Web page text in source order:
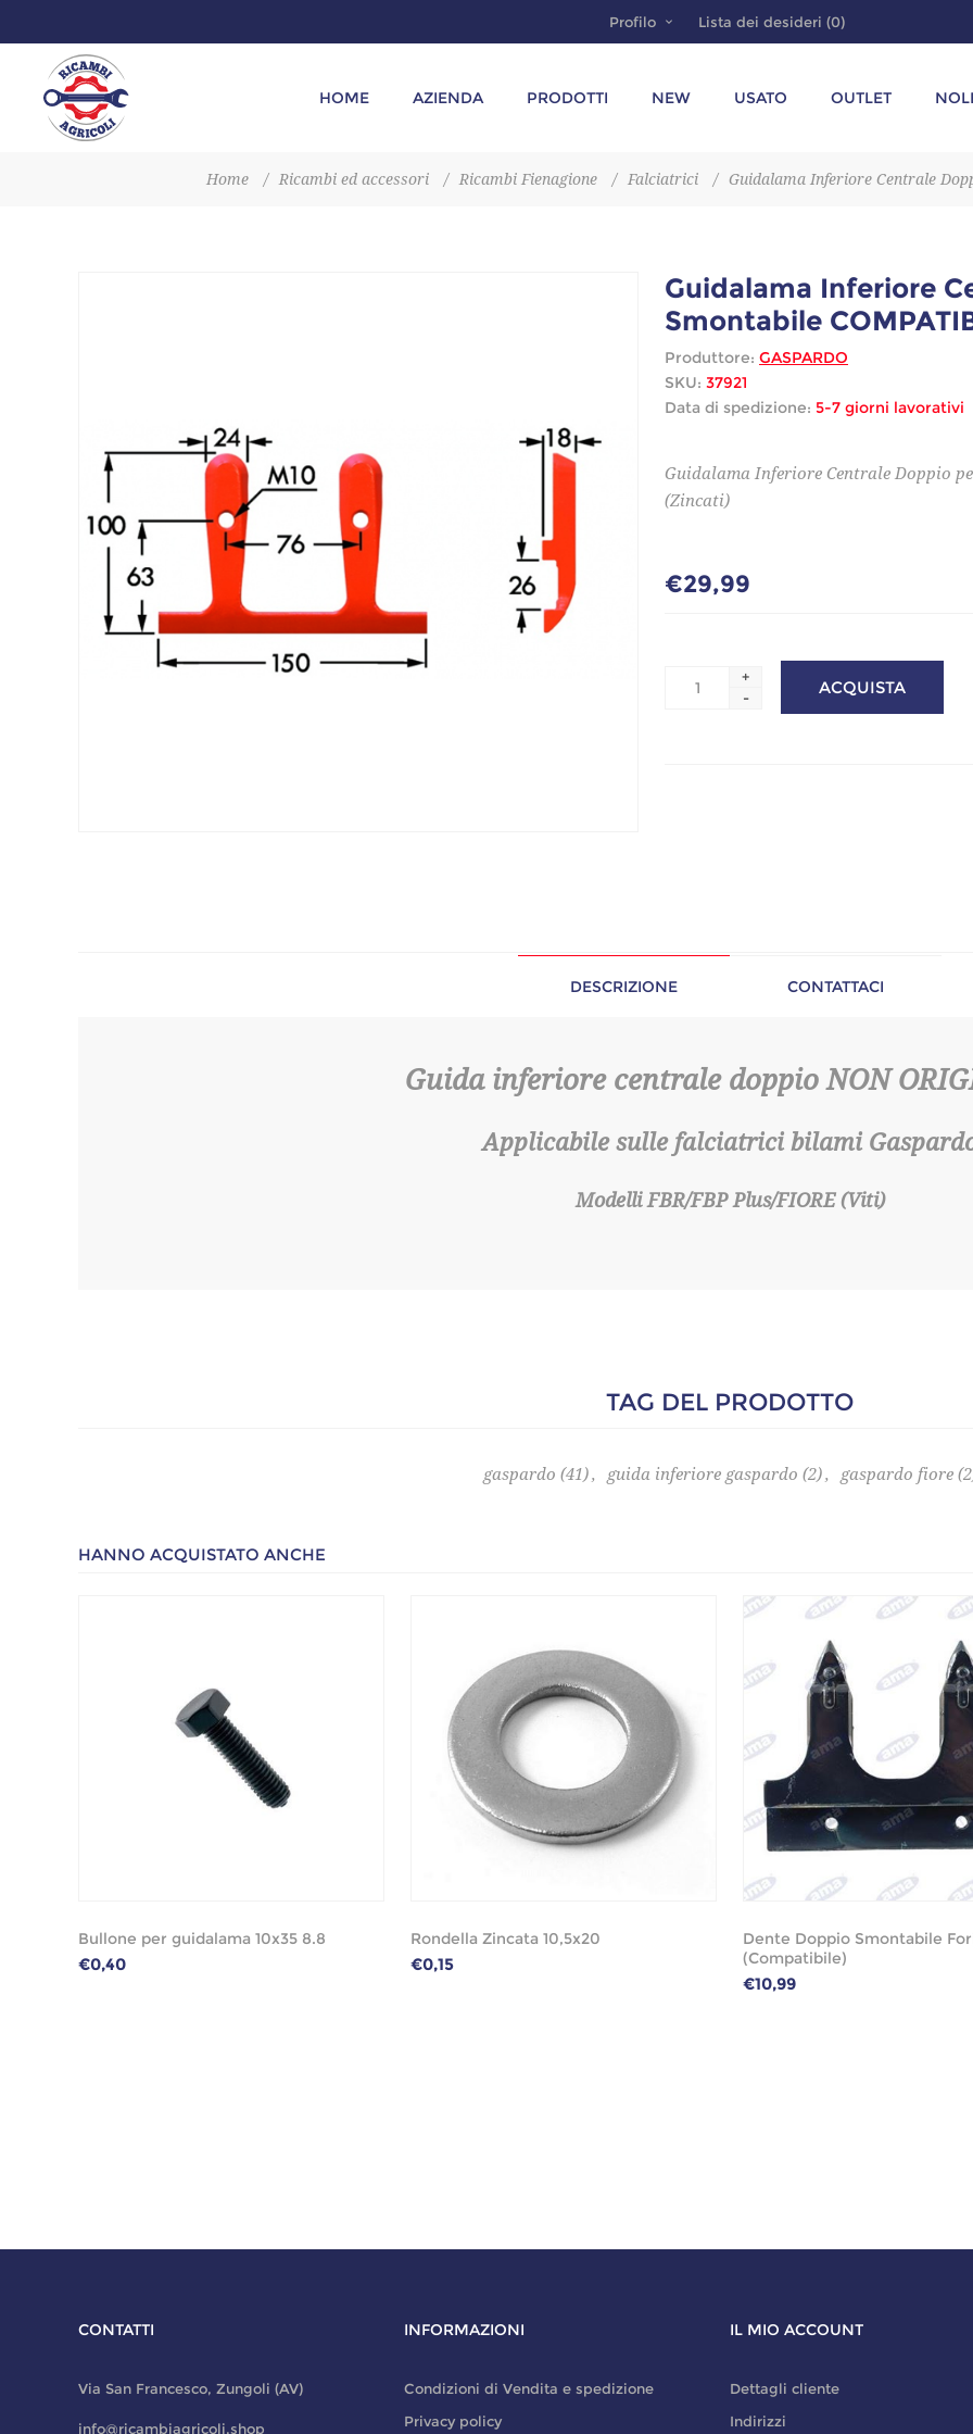
Profilo Lista dei desideri (0)
HOME AZIENDA PRODOTTI NEW USATO OUTLET
Home / Ricambi ed accessori / Ricambi Fienagione / Falciatrici / Guidalama Inferiore Centrale
Guidalama Inferiore
Smontabile
Produttore: GASPARDO
SKU: 37921
Data di spedizione: 5-7 giorni lavorativi
Guidalama Inferiore Centrale Doppio
(Zincati)
€29,99
+
-
DESCRIZIONE CONTATTACI
Guida inferiore centrale doppio NON
Applicabile sulle falciatrici bilami
Modelli FBR/FBP Plus/FIORE (Viti)
TAG DEL PRODOTTO
gaspardo (41), guida inferiore gaspardo (2), gaspardo fiore
HANNO ACQUISTATO ANCHE
Bullone per guidalama 10x35 8.8
€0,40
Rondella Zincata 10,5x20
€0,15
Dente Doppio Smontabile
(Compatibile)
€10,99
CONTATTI
Via San Francesco, Zungoli (AV)
info@ricambiagricoli.shop
INFORMAZIONI
Condizioni di Vendita e spedizione
Privacy policy
IL MIO ACCOUNT
Dettagli cliente
Indirizzi